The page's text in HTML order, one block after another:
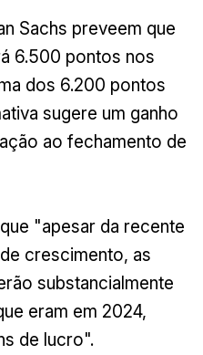
Sachs preveem que
6.500 pontos nos
dos 6.200 pontos
sugere um ganho
ao fechamento de
"apesar da recente
crescimento, as
substancialmente
eram em 2024,
de lucro".